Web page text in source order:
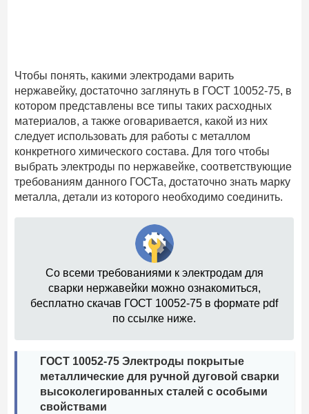
Чтобы понять, какими электродами варить
нержавейку, достаточно заглянуть в ГОСТ 10052-75, в
котором представлены все типы таких расходных
материалов, а также оговаривается, какой из них
следует использовать для работы с металлом
конкретного химического состава. Для того чтобы
выбрать электроды по нержавейке, соответствующие
требованиям данного ГОСТа, достаточно знать марку
металла, детали из которого необходимо соединить.
Со всеми требованиями к электродам для
сварки нержавейки можно ознакомиться,
бесплатно скачав ГОСТ 10052-75 в формате pdf
по ссылке ниже.
ГОСТ 10052-75 Электроды покрытые
металлические для ручной дуговой сварки
высоколегированных сталей с особыми
свойствами